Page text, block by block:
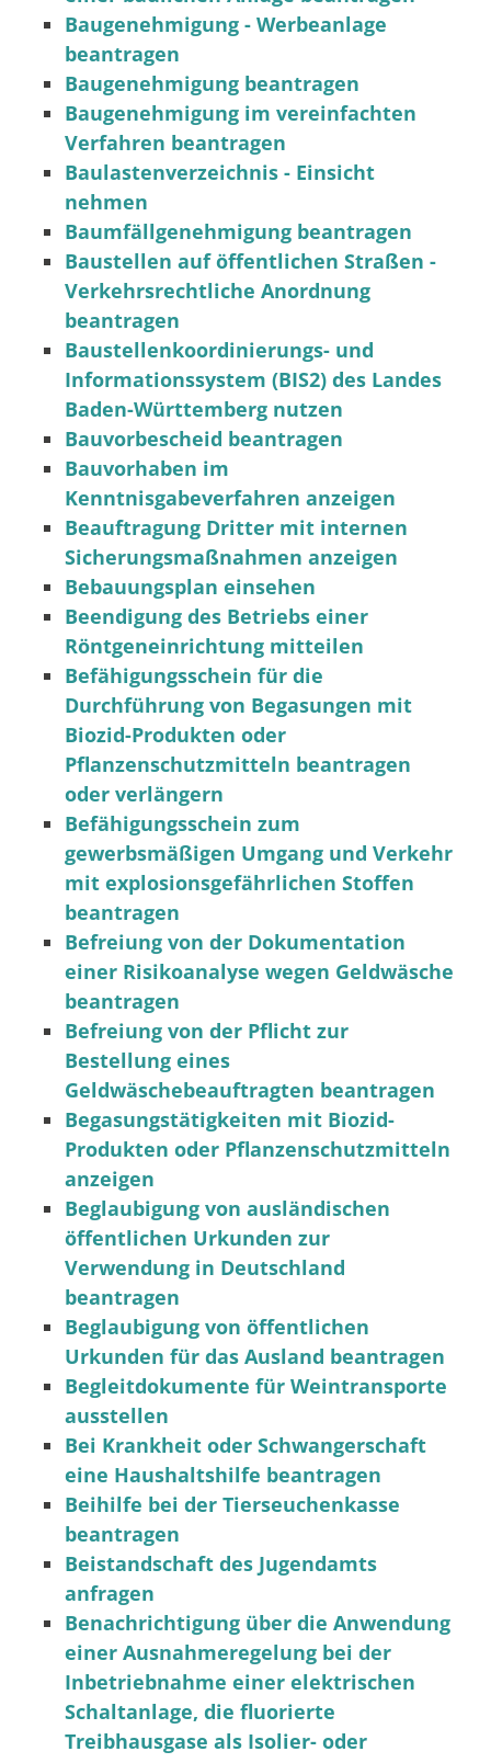
Baugenehmigung - Werbeanlage
beantragen
Baugenehmigung beantragen
Baugenehmigung im vereinfachten
Verfahren beantragen
Baulastenverzeichnis - Einsicht
nehmen
Baumfällgenehmigung beantragen
Baustellen auf öffentlichen Straßen -
Verkehrsrechtliche Anordnung
beantragen
Baustellenkoordinierungs- und
Informationssystem (BIS2) des Landes
Baden-Württemberg nutzen
Bauvorbescheid beantragen
Bauvorhaben im
Kenntnisgabeverfahren anzeigen
Beauftragung Dritter mit internen
Sicherungsmaßnahmen anzeigen
Bebauungsplan einsehen
Beendigung des Betriebs einer
Röntgeneinrichtung mitteilen
Befähigungsschein für die
Durchführung von Begasungen mit
Biozid-Produkten oder
Pflanzenschutzmitteln beantragen
oder verlängern
Befähigungsschein zum
gewerbsmäßigen Umgang und Verkehr
mit explosionsgefährlichen Stoffen
beantragen
Befreiung von der Dokumentation
einer Risikoanalyse wegen Geldwäsche
beantragen
Befreiung von der Pflicht zur
Bestellung eines
Geldwäschebeauftragten beantragen
Begasungstätigkeiten mit Biozid-
Produkten oder Pflanzenschutzmitteln
anzeigen
Beglaubigung von ausländischen
öffentlichen Urkunden zur
Verwendung in Deutschland
beantragen
Beglaubigung von öffentlichen
Urkunden für das Ausland beantragen
Begleitdokumente für Weintransporte
ausstellen
Bei Krankheit oder Schwangerschaft
eine Haushaltshilfe beantragen
Beihilfe bei der Tierseuchenkasse
beantragen
Beistandschaft des Jugendamts
anfragen
Benachrichtigung über die Anwendung
einer Ausnahmeregelung bei der
Inbetriebnahme einer elektrischen
Schaltanlage, die fluorierte
Treibhausgase als Isolier- oder